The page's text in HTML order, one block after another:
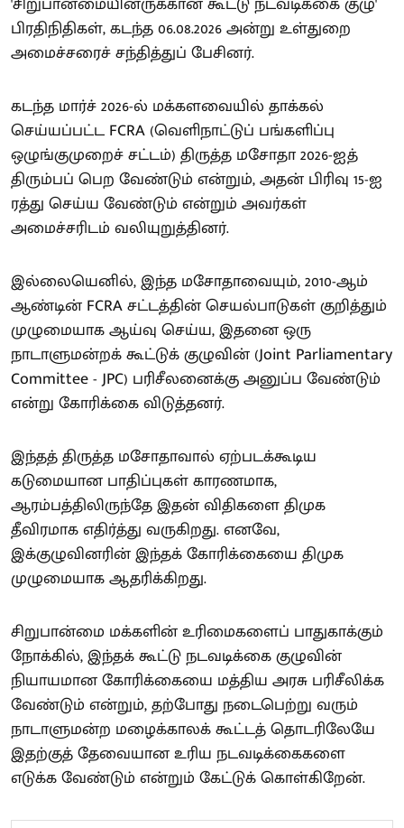
பிரதிநிதிகள், கடந்த 06.08.2026 அன்று உள்துறை
அமைச்சரைச் சந்தித்துப் பேசினர்.
கடந்த மார்ச் 2026-ல் மக்களவையில் தாக்கல்
செய்யப்பட்ட FCRA (வெளிநாட்டுப் பங்களிப்பு
ஒழுங்குமுறைச் சட்டம்) திருத்த மசோதா 2026-ஐத்
திரும்பப் பெற வேண்டும் என்றும், அதன் பிரிவு 15-ஐ
ரத்து செய்ய வேண்டும் என்றும் அவர்கள்
அமைச்சரிடம் வலியுறுத்தினர்.
இல்லையெனில், இந்த மசோதாவையும், 2010-ஆம்
ஆண்டின் FCRA சட்டத்தின் செயல்பாடுகள் குறித்தும்
முழுமையாக ஆய்வு செய்ய, இதனை ஒரு
நாடாளுமன்றக் கூட்டுக் குழுவின் (Joint Parliamentary
Committee - JPC) பரிசீலனைக்கு அனுப்ப வேண்டும்
என்று கோரிக்கை விடுத்தனர்.
இந்தத் திருத்த மசோதாவால் ஏற்படக்கூடிய
கடுமையான பாதிப்புகள் காரணமாக,
ஆரம்பத்திலிருந்தே இதன் விதிகளை திமுக
தீவிரமாக எதிர்த்து வருகிறது. எனவே,
இக்குழுவினரின் இந்தக் கோரிக்கையை திமுக
முழுமையாக ஆதரிக்கிறது.
சிறுபான்மை மக்களின் உரிமைகளைப் பாதுகாக்கும்
நோக்கில், இந்தக் கூட்டு நடவடிக்கை குழுவின்
நியாயமான கோரிக்கையை மத்திய அரசு பரிசீலிக்க
வேண்டும் என்றும், தற்போது நடைபெற்று வரும்
நாடாளுமன்ற மழைக்காலக் கூட்டத் தொடரிலேயே
இதற்குத் தேவையான உரிய நடவடிக்கைகளை
எடுக்க வேண்டும் என்றும் கேட்டுக் கொள்கிறேன்.